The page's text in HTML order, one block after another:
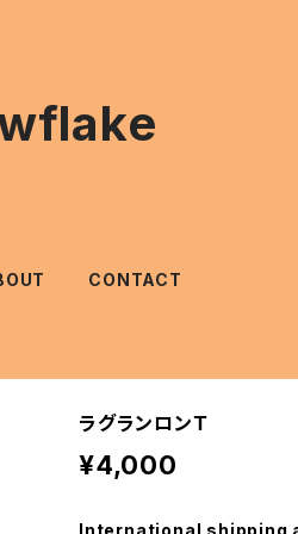
CONTACT
ラグランロンＴ
¥4,000
International shipping